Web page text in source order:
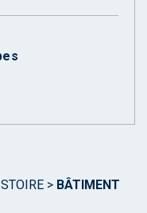
> BÂTIMENT